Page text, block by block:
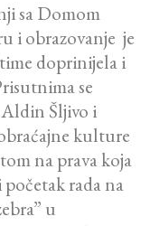
sa Domom
i obrazovanje je
doprinijela i
se
Šljivo i
kulture
na prava koja
rada na
u